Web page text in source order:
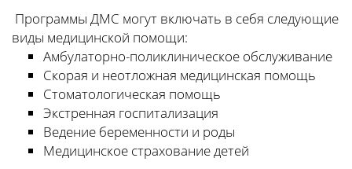
Программы ДМС могут включать в себя следующие
виды медицинской помощи:
Амбулаторно-поликлиническое обслуживание
Скорая и неотложная медицинская помощь
Стоматологическая помощь
Экстренная госпитализация
Ведение беременности и роды
Медицинское страхование детей